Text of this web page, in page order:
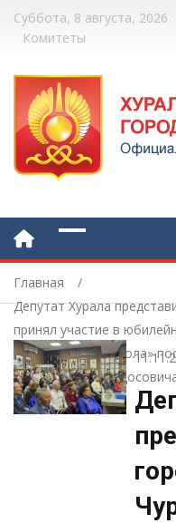
Суббота, 8 августа, 2026
Комитеты
Главная
Депутат Хурала
принял участие в
Донгака Хеймер оола»
Хеймер-оола